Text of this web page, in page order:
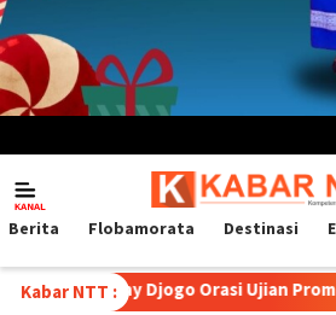
Mobile
Berita Flobamorata Destinasi
Kabar NTT :
Orasi Ujian Promosi Doktor